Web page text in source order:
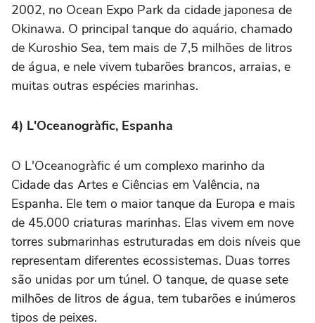
2002, no Ocean Expo Park da cidade japonesa de
Okinawa. O principal tanque do aquário, chamado
de Kuroshio Sea, tem mais de 7,5 milhões de litros
de água, e nele vivem tubarões brancos, arraias, e
muitas outras espécies marinhas.
4) L'Oceanogràfic, Espanha
O L'Oceanogràfic é um complexo marinho da
Cidade das Artes e Ciências em Valência, na
Espanha. Ele tem o maior tanque da Europa e mais
de 45.000 criaturas marinhas. Elas vivem em nove
torres submarinhas estruturadas em dois níveis que
representam diferentes ecossistemas. Duas torres
são unidas por um túnel. O tanque, de quase sete
milhões de litros de água, tem tubarões e inúmeros
tipos de peixes.